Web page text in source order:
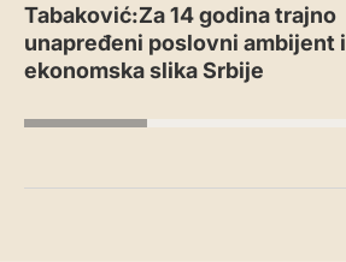
Tabaković:Za 14 godina trajno
unapređeni poslovni ambijent i
ekonomska slika Srbije